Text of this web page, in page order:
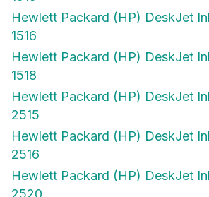
Hewlett Packard (HP) DeskJet
Hewlett Packard (HP) DeskJet
Hewlett Packard (HP) DeskJet
Hewlett Packard (HP) DeskJet
Hewlett Packard (HP) DeskJet